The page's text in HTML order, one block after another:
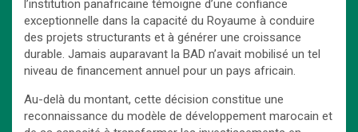
l’institution panafricaine témoigne d’une confiance
exceptionnelle dans la capacité du Royaume à conduire
des projets structurants et à générer une croissance
durable. Jamais auparavant la BAD n’avait mobilisé un tel
niveau de financement annuel pour un pays africain.
Au-delà du montant, cette décision constitue une
reconnaissance du modèle de développement marocain et